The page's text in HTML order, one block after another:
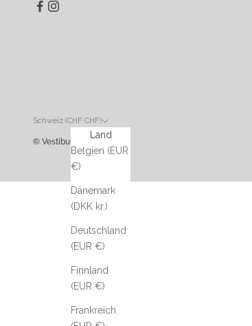
Schweiz (CHF CHF)
Land
Belgien (EUR
€)
Dänemark
(DKK kr.)
Deutschland
(EUR €)
Finnland
(EUR €)
Frankreich
© Vestibule